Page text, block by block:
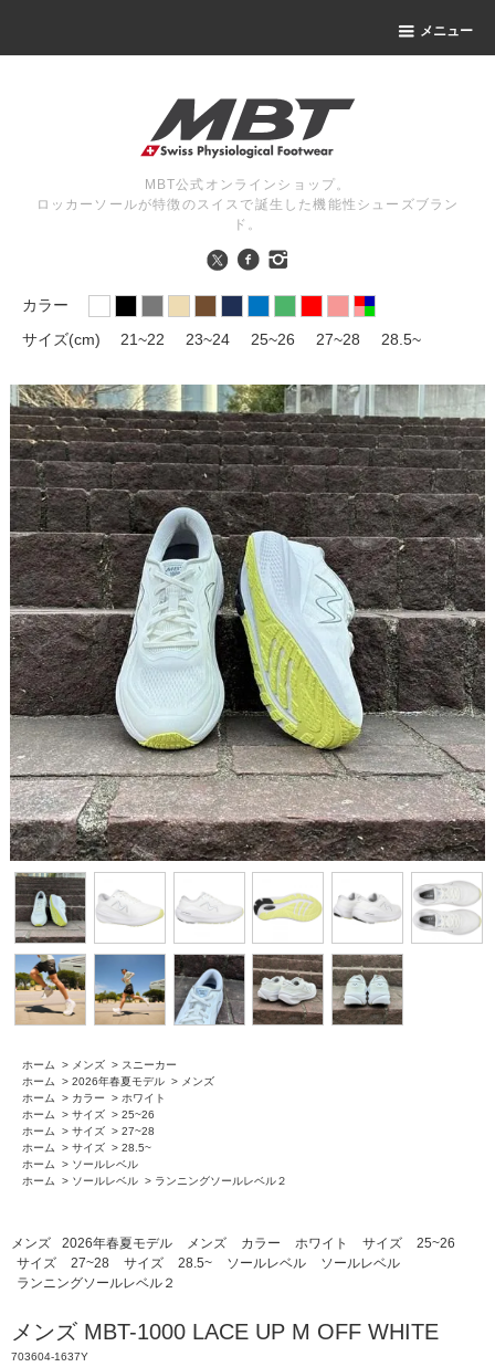
メニュー
MBT公式オンラインショップ。
ロッカーソールが特徴のスイスで誕生した機能性シューズブラン
ド。
カラー
サイズ(cm)
21~22 23~24 25~26 27~28 28.5~
ホーム > メンズ > スニーカー
ホーム
> 2026年春夏モデル > メンズ
ホーム
> カラー > ホワイト
ホーム
> サイズ > 25~26
ホーム
> サイズ > 27~28
ホーム
> サイズ > 28.5~
ホーム
> ソールレベル
ホーム
> ソールレベル > ランニングソールレベル２
メンズ 2026年春夏モデル メンズ カラー ホワイト サイズ
25~26
サイズ
27~28 サイズ 28.5~ ソールレベル
ソールレベル
ランニングソールレベル２
メンズ MBT-1000 LACE UP M OFF WHITE
703604-1637Y